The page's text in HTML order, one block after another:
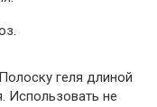
геля длиной
Использовать не